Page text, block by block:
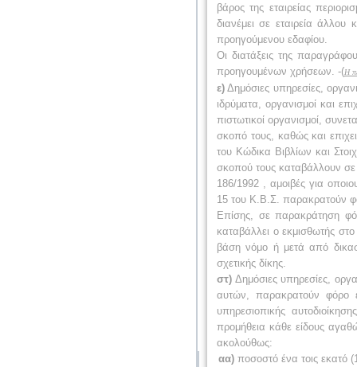
βάρος της εταιρείας
διανέμει σε εταιρεία
προηγούμενου εδαφίου.
Οι διατάξεις της
προηγουμένων χρήσεων. -(Η
ε) Δημόσιες υπηρεσίες,
ιδρύματα, οργανισμοί και
πιστωτικοί οργανισμοί,
σκοπό τους, καθώς και
του Κώδικα Βιβλίων και
σκοπού τους καταβάλλουν
186/1992 , αμοιβές για
15 του Κ.Β.Σ. παρακρατούν
Επίσης, σε παρακράτηση
καταβάλλει ο εκμισθωτής
βάση νόμο ή μετά από
σχετικής δίκης.
στ) Δημόσιες υπηρεσίες,
αυτών, παρακρατούν φόρο
υπηρεσιοπικής
προμήθεια κάθε είδους
ακολούθως:
αα) ποσοστό ένα τοις εκατό